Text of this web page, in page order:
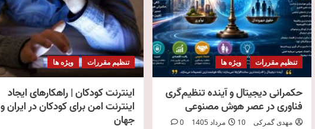
تنظیم مقررات ویژه ها
حکمرانی دیجیتال و آینده تنظیم‌گری
فناوری در عصر هوش مصنوعی
مهدی گمرکی 10 مرداد 1405 0
تنظیم مقررات ویژه ها
اینترنت کودکان | راهکارهای ایجاد
اینترنت امن برای کودکان در ایران و
جهان